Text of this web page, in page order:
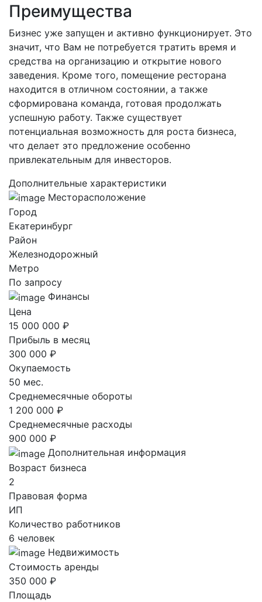
Преимущества
Бизнес уже запущен и активно функционирует. Это
значит, что Вам не потребуется тратить время и
средства на организацию и открытие нового
заведения. Кроме того, помещение ресторана
находится в отличном состоянии, а также
сформирована команда, готовая продолжать
успешную работу. Также существует
потенциальная возможность для роста бизнеса,
что делает это предложение особенно
привлекательным для инвесторов.
Дополнительные характеристики
Месторасположение
Город
Екатеринбург
Район
Железнодорожный
Метро
По запросу
Финансы
Цена
15 000 000 ₽
Прибыль в месяц
300 000 ₽
Окупаемость
50 мес.
Среднемесячные обороты
1 200 000 ₽
Среднемесячные расходы
900 000 ₽
Дополнительная информация
Возраст бизнеса
2
Правовая форма
ИП
Количество работников
6 человек
Недвижимость
Стоимость аренды
350 000 ₽
Площадь